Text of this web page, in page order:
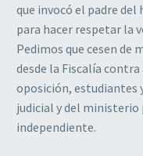
que invocó el padre del
para hacer respetar la
Pedimos que cesen
desde la Fiscalía
oposición, estudiantes
judicial y del ministerio
independiente.